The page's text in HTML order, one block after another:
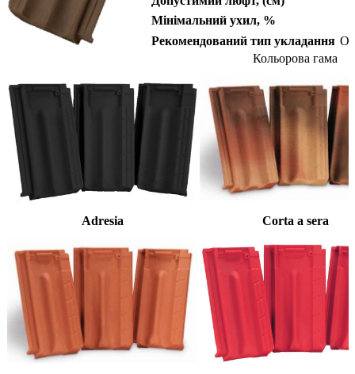
Мінімальний ухил, %
Рекомендований тип укладання
Кольорова гама
Adresia Corta a sera